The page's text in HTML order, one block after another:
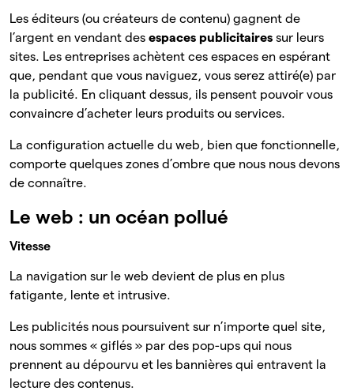
Les éditeurs (ou créateurs de contenu) gagnent de
l’argent en vendant des espaces publicitaires sur leurs
sites. Les entreprises achètent ces espaces en espérant
que, pendant que vous naviguez, vous serez attiré(e) par
la publicité. En cliquant dessus, ils pensent pouvoir vous
convaincre d’acheter leurs produits ou services.
La configuration actuelle du web, bien que fonctionnelle,
comporte quelques zones d’ombre que nous nous devons
de connaître.
Le web : un océan pollué
Vitesse
La navigation sur le web devient de plus en plus
fatigante, lente et intrusive.
Les publicités nous poursuivent sur n’importe quel site,
nous sommes « giflés » par des pop-ups qui nous
prennent au dépourvu et les bannières qui entravent la
lecture des contenus.